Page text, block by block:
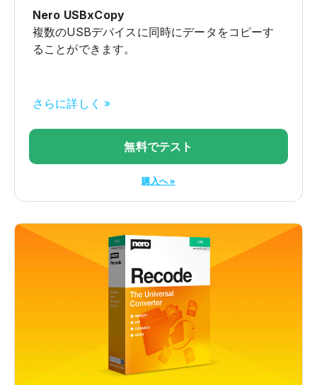
Nero USBxCopy
複数のUSBデバイスに同時にデータをコピーす
ることができます。
さらに詳しく »
無料でテスト
購入へ »